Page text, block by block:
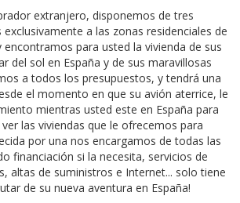
extranjero, disponemos de tres
a las zonas residenciales de
para usted la vivienda de sus
del sol en España y de sus maravillosas
a todos los presupuestos, y tendrá una
el momento en que su avión aterrice, le
mientras usted este en España para
las viviendas que le ofrecemos para
por una nos encargamos de todas las
financiación si la necesita, servicios de
altas de suministros e Internet... solo tiene
de su nueva aventura en España!